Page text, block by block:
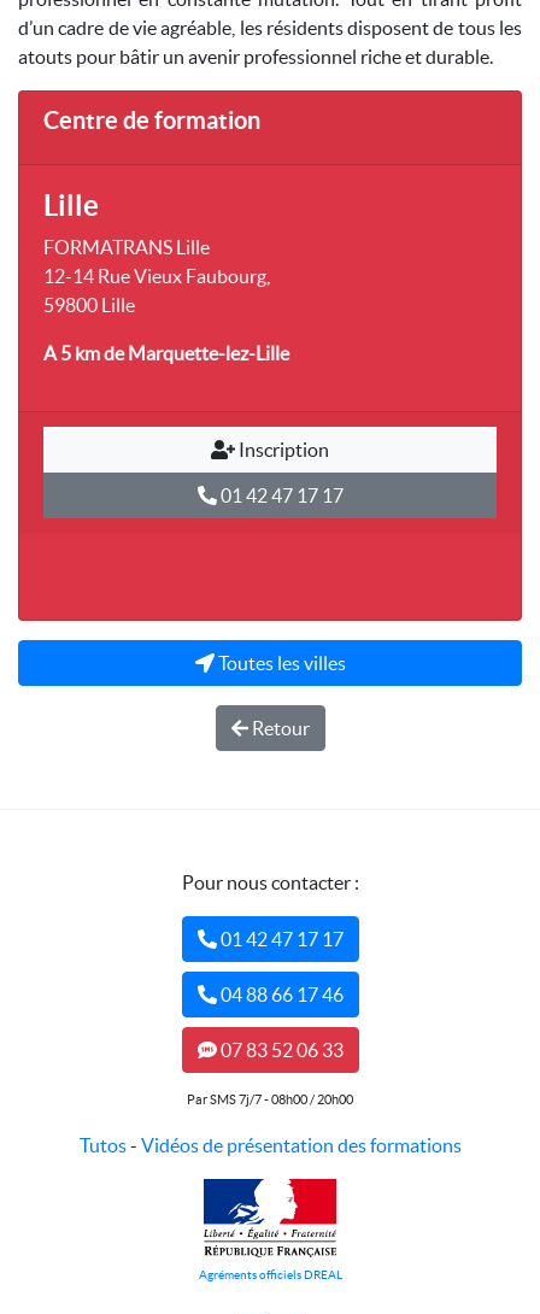
d’un cadre de vie agréable, les résidents disposent de tous les
atouts pour bâtir un avenir professionnel riche et durable.
Centre de formation
Lille
FORMATRANS Lille
12-14 Rue Vieux Faubourg,
59800 Lille
A 5 kmde Marquette-lez-Lille
Inscription
01 42 47 17 17
Toutes les villes
Retour
Pour nous contacter :
01 42 47 17 17
04 88 66 17 46
07 83 52 06 33
Par SMS 7j/7 - 08h00 / 20h00
Tutos- Vidéos de présentation des formations
Agréments officiels DREAL